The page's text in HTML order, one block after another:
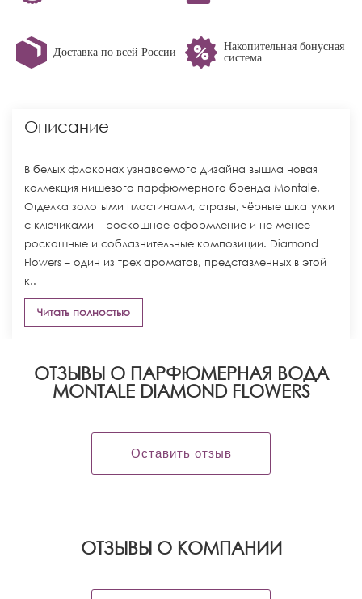
Доставка по всей России
Накопительная бонусная
система
Описание
В белых флаконах узнаваемого дизайна вышла новая
коллекция нишевого парфюмерного бренда Montale.
Отделка золотыми пластинами, стразы, чёрные шкатулки
с ключиками – роскошное оформление и не менее
роскошные и соблазнительные композиции. Diamond
Flowers – один из трех ароматов, представленных в этой
к..
Читать полностью
ОТЗЫВЫ О ПАРФЮМЕРНАЯ ВОДА
MONTALE DIAMOND FLOWERS
Оставить отзыв
OТЗЫВЫ О КОМПАНИИ